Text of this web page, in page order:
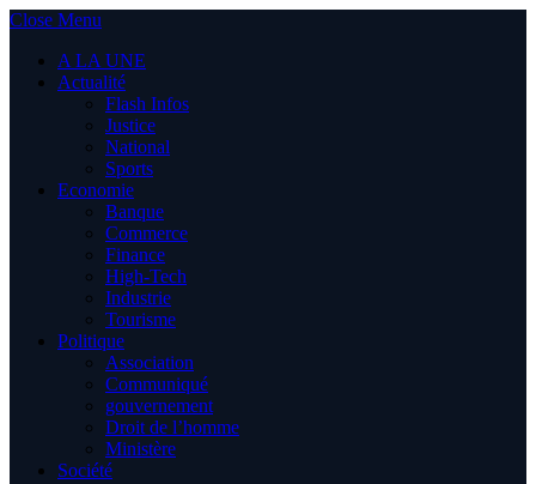
Close Menu
A LA UNE
Actualité
Flash Infos
Justice
National
Sports
Economie
Banque
Commerce
Finance
High-Tech
Industrie
Tourisme
Politique
Association
Communiqué
gouvernement
Droit de l’homme
Ministère
Société